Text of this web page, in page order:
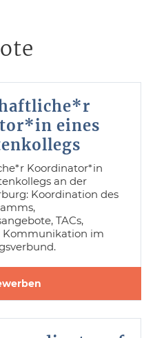
eines
Koordinator*in
an der
Koordination des
TACs,
Kommunikation im